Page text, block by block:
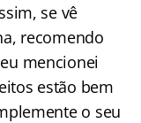
se vê
recomendo
mencionei
estão bem
o seu